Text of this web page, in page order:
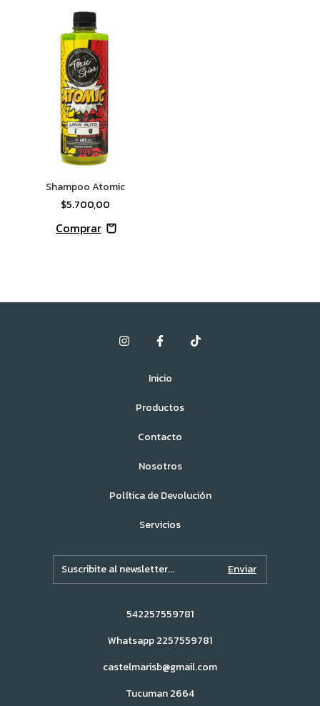
Shampoo Atomic
$5.700,00
Inicio
Productos
Contacto
Nosotros
Política de Devolución
Servicios
542257559781
Whatsapp 2257559781
castelmarisb@gmail.com
Tucuman 2664